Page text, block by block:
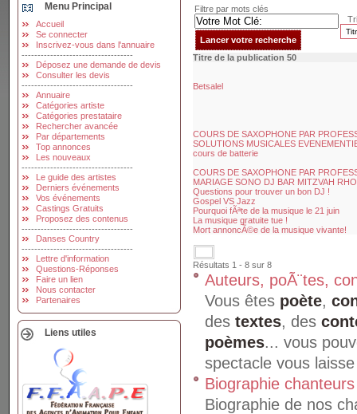
Menu Principal
Accueil
Se connecter
Inscrivez-vous dans l'annuaire
-----------------------------------
Déposez une demande de devis
Consulter les devis
-----------------------------------
Annuaire
Catégories artiste
Catégories prestataire
Rechercher avancée
Par départements
Top annonces
Les nouveaux
-----------------------------------
Le guide des artistes
Derniers événements
Vos événements
Castings Gratuits
Proposez des contenus
-----------------------------------
Danses Country
-----------------------------------
Lettre d'information
Questions-Réponses
Faire un lien
Nous contacter
Partenaires
Liens utiles
Filtre par mots clés
Titre de la publication 50
Betsalel
COURS DE SAXOPHONE PAR
SOLUTIONS MUSICALES
cours de batterie
COURS DE SAXOPHONE PAR
MARIAGE SONO DJ BAR MITZVAH
Questions pour trouver un bon DJ !
Gospel VS Jazz
Pourquoi fÃªte de la musique le 21 juin
La musique gratuite tue !
Mort annoncÃ©e de la musique vivante!
Résultats 1 - 8 sur 8
Auteurs, poÃ¨tes,
Vous êtes poète,
des textes, des
poèmes... vous
spectacle vous
Biographie
Biographie de nos